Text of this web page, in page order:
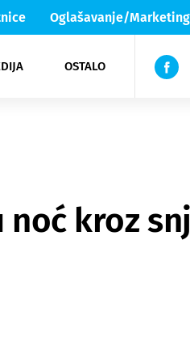
Oglašavanje/Marketing
OSTALO
Lika & Senj
TV
kroz